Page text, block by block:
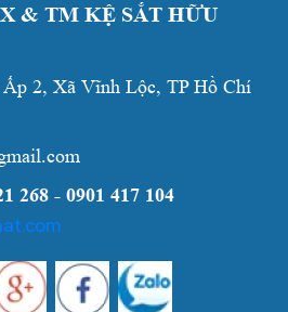
& TM KỆ SẮT HỮU
2, Xã Vĩnh Lộc, TP Hồ Chí
268 - 0901 417 104